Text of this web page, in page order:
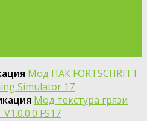
Мод ПАК FORTSCHRITT
Simulator 17
Мод текстура грязи
FS17